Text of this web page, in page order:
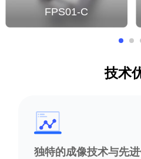
FPS01-C
技术
独特的成像技术与先